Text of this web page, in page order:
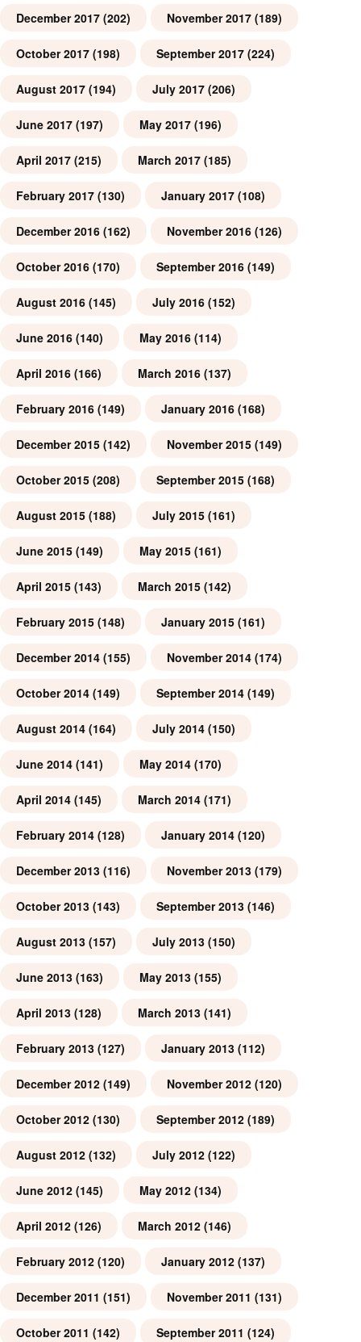
December 2017 (202) November 2017 (189)
October 2017 (198) September 2017 (224)
August 2017 (194) July 2017 (206)
June 2017 (197) May 2017 (196)
April 2017 (215) March 2017 (185)
February 2017 (130) January 2017 (108)
December 2016 (162) November 2016 (126)
October 2016 (170) September 2016 (149)
August 2016 (145) July 2016 (152)
June 2016 (140) May 2016 (114)
April 2016 (166) March 2016 (137)
February 2016 (149) January 2016 (168)
December 2015 (142) November 2015 (149)
October 2015 (208) September 2015 (168)
August 2015 (188) July 2015 (161)
June 2015 (149) May 2015 (161)
April 2015 (143) March 2015 (142)
February 2015 (148) January 2015 (161)
December 2014 (155) November 2014 (174)
October 2014 (149) September 2014 (149)
August 2014 (164) July 2014 (150)
June 2014 (141) May 2014 (170)
April 2014 (145) March 2014 (171)
February 2014 (128) January 2014 (120)
December 2013 (116) November 2013 (179)
October 2013 (143) September 2013 (146)
August 2013 (157) July 2013 (150)
June 2013 (163) May 2013 (155)
April 2013 (128) March 2013 (141)
February 2013 (127) January 2013 (112)
December 2012 (149) November 2012 (120)
October 2012 (130) September 2012 (189)
August 2012 (132) July 2012 (122)
June 2012 (145) May 2012 (134)
April 2012 (126) March 2012 (146)
February 2012 (120) January 2012 (137)
December 2011 (151) November 2011 (131)
October 2011 (142) September 2011 (124)